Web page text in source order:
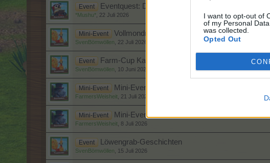
I want to opt-out of
of my Personal
was collected.
Opted Out
Event Eventquest: Die Vergangenheit ist jetzt!
*Mushu* 22 Juli 2026
Mini-Event Vollmondnacht
SvenBömwöllen 22 Juli 2026
Event Farm-Cup Kalender 2026
SvenBömwöllen 10 Juni 2026
Mini-Event Mini-Events
FarmersWeisheit 21 Juli 2026
Mini-Event Mini-Events
FarmersWeisheit 8 Juli 2026
Event Löwengrab-Geschichten
SvenBömwöllen 15 Juli 2026